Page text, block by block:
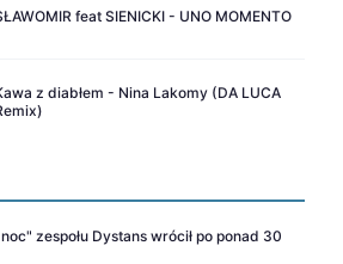
feat SIENICKI - UNO MOMENTO
z diabłem - Nina Lakomy (DA LUCA
zespołu Dystans wrócił po ponad 30